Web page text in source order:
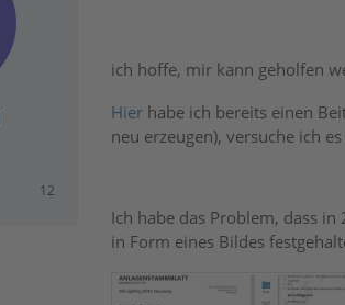
12
ich hoffe, mir kann geholfen
Hier habe ich bereits einen
neu erzeugen), versuche ich
Ich habe das Problem, dass
in Form eines Bildes